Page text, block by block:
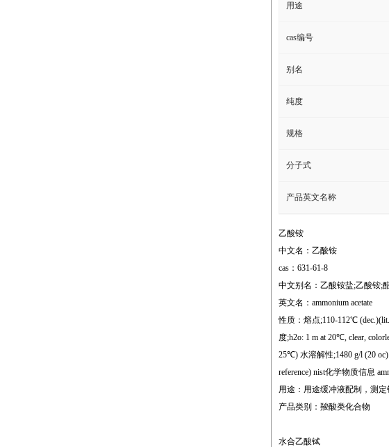
用途
cas编号
别名
纯度
规格
分子式
产品英文名称
乙酸铵
中文名：乙酸铵
cas：631-61-8
中文别名：乙酸铵盐;乙酸铵;
英文名：ammonium acetate
性质：熔点;110-112℃
度;h2o: 1 m at 20℃, clear,
25℃) 水溶解性;1480 g/l (20 oc)
reference) nist化学物质信息
用途：用途缓冲液配制，测
产品类别：羧酸类化合物
水合乙酸铽